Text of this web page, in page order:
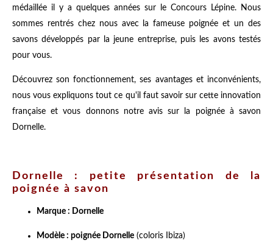
médaillée il y a quelques années sur le Concours Lépine. Nous
sommes rentrés chez nous avec la fameuse poignée et un des
savons développés par la jeune entreprise, puis les avons testés
pour vous.
Découvrez son fonctionnement, ses avantages et inconvénients,
nous vous expliquons tout ce qu'il faut savoir sur cette innovation
française et vous donnons notre avis sur la poignée à savon
Dornelle.
Dornelle : petite présentation de la
poignée à savon
Marque : Dornelle
Modèle : poignée Dornelle (coloris Ibiza)